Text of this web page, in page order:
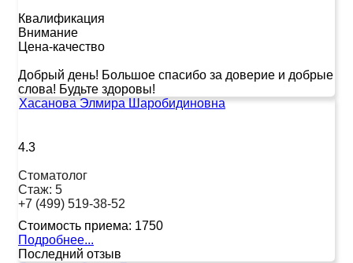
Квалификация
Внимание
Цена-качество
Добрый день! Большое спасибо за доверие и добрые
слова! Будьте здоровы!
Хасанова Элмира Шаробидиновна
4.3
Стоматолог
Стаж: 5
+7 (499) 519-38-52
Стоимость приема: 1750
Подробнее...
Последний отзыв